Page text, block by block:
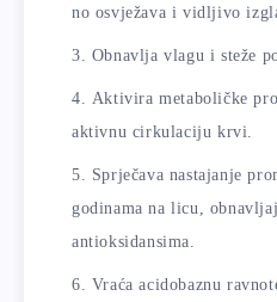
no osvježava i vidljivo
Obnavlja vlagu i steže
Aktivira metaboličke
aktivnu cirkulaciju krvi.
Sprječava nastajanje
godinama na licu,
antioksidansima.
Vraća acidobaznu